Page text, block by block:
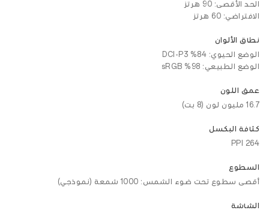
الحد الأقصى: 90 هرتز
الافتراضي: 60 هرتز
نطاق الألوان
الوضع الحيوي: 84% DCI-P3
الوضع الطبيعي: 98% sRGB
عمق اللون
16.7 مليون لون (8 بت)
كثافة البكسل
264 PPI
السطوع
أقصى سطوع تحت ضوء الشمس: 1000 شمعة (نموذجي)
الشاشة